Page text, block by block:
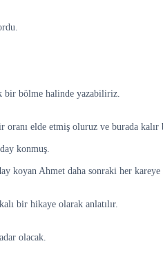
bir bölme halinde yazabiliriz.
elde etmiş oluruz ve burada kalır
konmuş.
koyan Ahmet daha sonraki her
bir hikaye olarak anlatılır.
olacak.